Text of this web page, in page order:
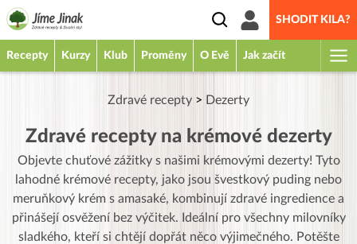
SHODIT KILA?
Recepty Kurzy Klub Proměny O Evě Jak začít
Zdravé recepty > Dezerty
Zdravé recepty na krémové dezerty
Objevte chuťové zážitky s našimi krémovými dezerty! Tyto
lahodné krémové recepty, jako jsou švestkový puding nebo
meruňkový krém s amasaké, kombinují zdravé ingredience a
přinášejí osvěžení bez výčitek. Ideální pro všechny milovníky
sladkého, kteří si chtějí dopřát něco výjimečného. Potěšte